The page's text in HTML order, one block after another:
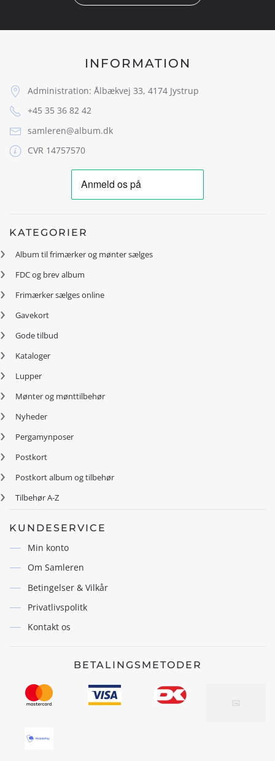
INFORMATION
Administration: Ålbækvej 33, 4174 Jystrup
+45 35 36 82 42
samleren@album.dk
CVR 14757570
KATEGORIER
Album til frimærker og mønter sælges
FDC og brev album
Frimærker sælges online
Gavekort
Gode tilbud
Kataloger
Lupper
Mønter og mønttilbehør
Nyheder
Pergamynposer
Postkort
Postkort album og tilbehør
Tilbehør A-Z
KUNDESERVICE
Min konto
Om Samleren
Betingelser & Vilkår
Privatlivspolitk
Kontakt os
BETALINGSMETODER